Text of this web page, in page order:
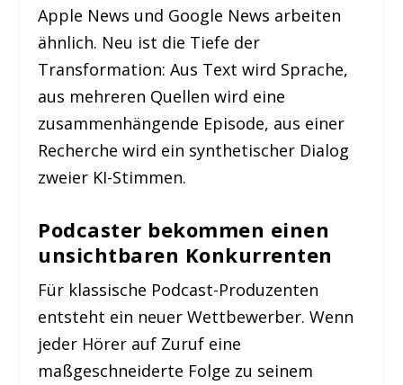
Apple News und Google News arbeiten
ähnlich. Neu ist die Tiefe der
Transformation: Aus Text wird Sprache,
aus mehreren Quellen wird eine
zusammenhängende Episode, aus einer
Recherche wird ein synthetischer Dialog
zweier KI-Stimmen.
Podcaster bekommen einen
unsichtbaren Konkurrenten
Für klassische Podcast-Produzenten
entsteht ein neuer Wettbewerber. Wenn
jeder Hörer auf Zuruf eine
maßgeschneiderte Folge zu seinem